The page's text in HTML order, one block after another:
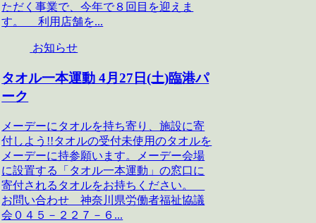
ただく事業で、今年で８回目を迎えま
す。 利用店舗を...
お知らせ
タオル一本運動 4月27日(土)臨港パ
ーク
メーデーにタオルを持ち寄り、施設に寄
付しよう!!タオルの受付未使用のタオルを
メーデーに持参願います。メーデー会場
に設置する「タオル一本運動」の窓口に
寄付されるタオルをお持ちください。
お問い合わせ 神奈川県労働者福祉協議
会０４５－２２７－６...